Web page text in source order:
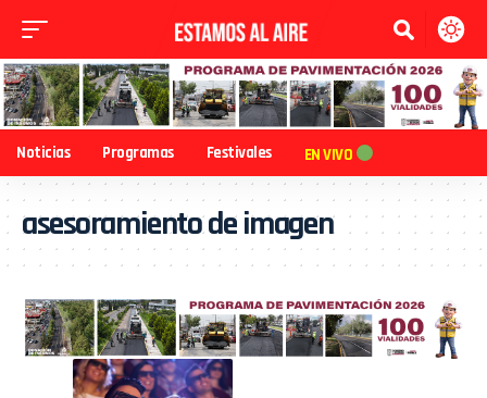
Noticias Programas Festivales EN VIVO
asesoramiento de imagen